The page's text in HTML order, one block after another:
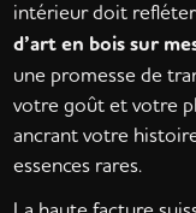
intérieur doit
d’art en bois sur
une promesse de
votre goût et votre
ancrant votre
essences rares.